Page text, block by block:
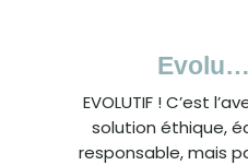
EVOLUTIF ! C’est
solution éthique,
responsable, mais